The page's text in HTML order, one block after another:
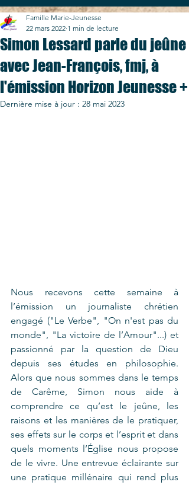
Simon Lessard parle du jeûne
avec Jean-François, fmj, à
l'émission Horizon Jeunesse +
Famille Marie-Jeunesse
22 mars 2022 1 min de lecture
Dernière mise à jour : 28 mai 2023
Nous recevons cette semaine à
l’émission un journaliste chrétien
engagé ("Le Verbe", "On n'est pas du
monde", "La victoire de l’Amour"...) et
passionné par la question de Dieu
depuis ses études en philosophie.
Alors que nous sommes dans le temps
de Carême, Simon nous aide à
comprendre ce qu’est le jeûne, les
raisons et les manières de le pratiquer,
ses effets sur le corps et l’esprit et dans
quels moments l’Église nous propose
de le vivre. Une entrevue éclairante sur
une pratique millénaire qui rend plus